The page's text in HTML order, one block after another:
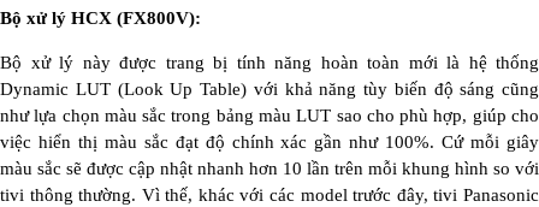
Bộ xử lý HCX (FX800V):
Bộ xử lý này được trang bị tính năng hoàn toàn mới là hệ thống
Dynamic LUT (Look Up Table) với khả năng tùy biến độ sáng cũng
như lựa chọn màu sắc trong bảng màu LUT sao cho phù hợp, giúp cho
việc hiển thị màu sắc đạt độ chính xác gần như 100%. Cứ mỗi giây
màu sắc sẽ được cập nhật nhanh hơn 10 lần trên mỗi khung hình so với
tivi thông thường. Vì thế, khác với các model trước đây, tivi Panasonic